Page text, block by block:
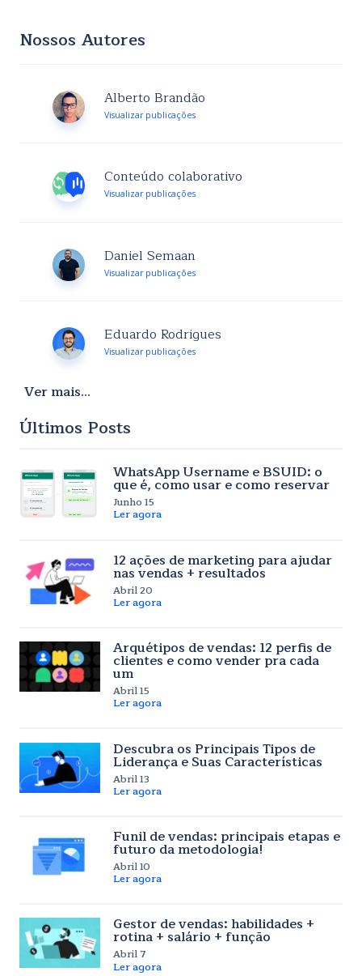
Nossos Autores
Alberto Brandão
Visualizar publicações
Conteúdo colaborativo
Visualizar publicações
Daniel Semaan
Visualizar publicações
Eduardo Rodrigues
Visualizar publicações
Ver mais...
Últimos Posts
WhatsApp Username e BSUID: o
que é, como usar e como reservar
Junho 15
Ler agora
12 ações de marketing para ajudar
nas vendas + resultados
Abril 20
Ler agora
Arquétipos de vendas: 12 perfis de
clientes e como vender pra cada
um
Abril 15
Ler agora
Descubra os Principais Tipos de
Liderança e Suas Características
Abril 13
Ler agora
Funil de vendas: principais etapas e
futuro da metodologia!
Abril 10
Ler agora
Gestor de vendas: habilidades +
rotina + salário + função
Abril 7
Ler agora